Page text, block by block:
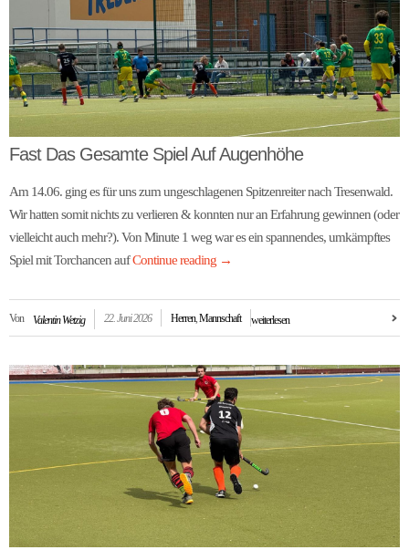
Fast Das Gesamte Spiel Auf Augenhöhe
Am 14.06. ging es für uns zum ungeschlagenen Spitzenreiter nach Tresenwald.
Wir hatten somit nichts zu verlieren & konnten nur an Erfahrung gewinnen (oder
vielleicht auch mehr?). Von Minute 1 weg war es ein spannendes, umkämpftes
Spiel mit Torchancen aufContinue reading →
Von Valentin Wetzig 22. Juni 2026 Herren,Mannschaft weiterlesen